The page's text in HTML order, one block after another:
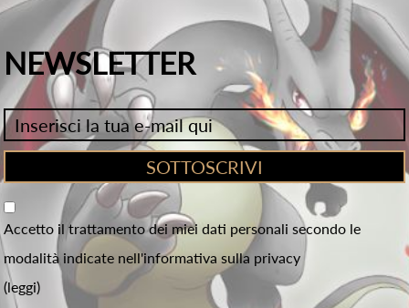
NEWSLETTER
Accetto il trattamento dei miei dati personali secondo le
modalità indicate nell'informativa sulla privacy
(leggi)